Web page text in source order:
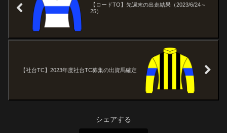
【ロードTO】先週末の出走結果（2023/6/24～
25）
【社台TC】2023年度社台TC募集の出資馬確定
シェアする